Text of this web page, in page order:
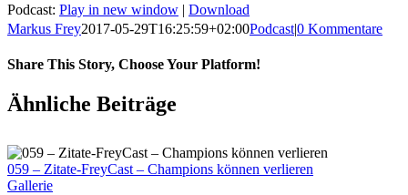
Podcast: Play in new window | Download
Markus Frey2017-05-29T16:25:59+02:00Podcast|0 Kommentare
Share This Story, Choose Your Platform!
Ähnliche Beiträge
059 – Zitate-FreyCast – Champions können verlieren
Gallerie